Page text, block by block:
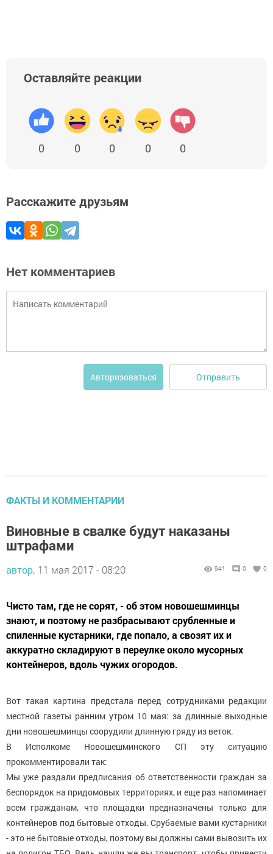
Оставляйте реакции
0 0 0 0 0
Расскажите друзьям
Нет комментариев
Авторизоваться Отправить
ФАКТЫ И КОММЕНТАРИИ
Виновные в свалке будут наказаны
штрафами
автор, 11 мая 2017 - 08:20 941 0 0
Чисто там, где не сорят, - об этом новошешминцы
знают, и поэтому не разбрасывают срубленные и
спиленные кустарники, где попало, а свозят их и
аккуратно складируют в переулке около мусорных
контейнеров, вдоль чужих огородов.
Вот такая картина предстала перед сотрудниками редакции
местной газеты ранним утром 10 мая: за длинные выходные
дни новошешминцы соорудили длинную гряду из веток.
В Исполкоме Новошешминского СП эту ситуацию
прокомментировали так:
Мы уже раздали предписания об ответственности граждан за
беспорядок на придомовых территориях, и еще раз напоминает
всем гражданам, что площадки предназначены только для
контейнеров под бытовые отходы. Срубаемые вами кустарники
- это не бытовые отходы, поэтому вы должны сами вывозить их